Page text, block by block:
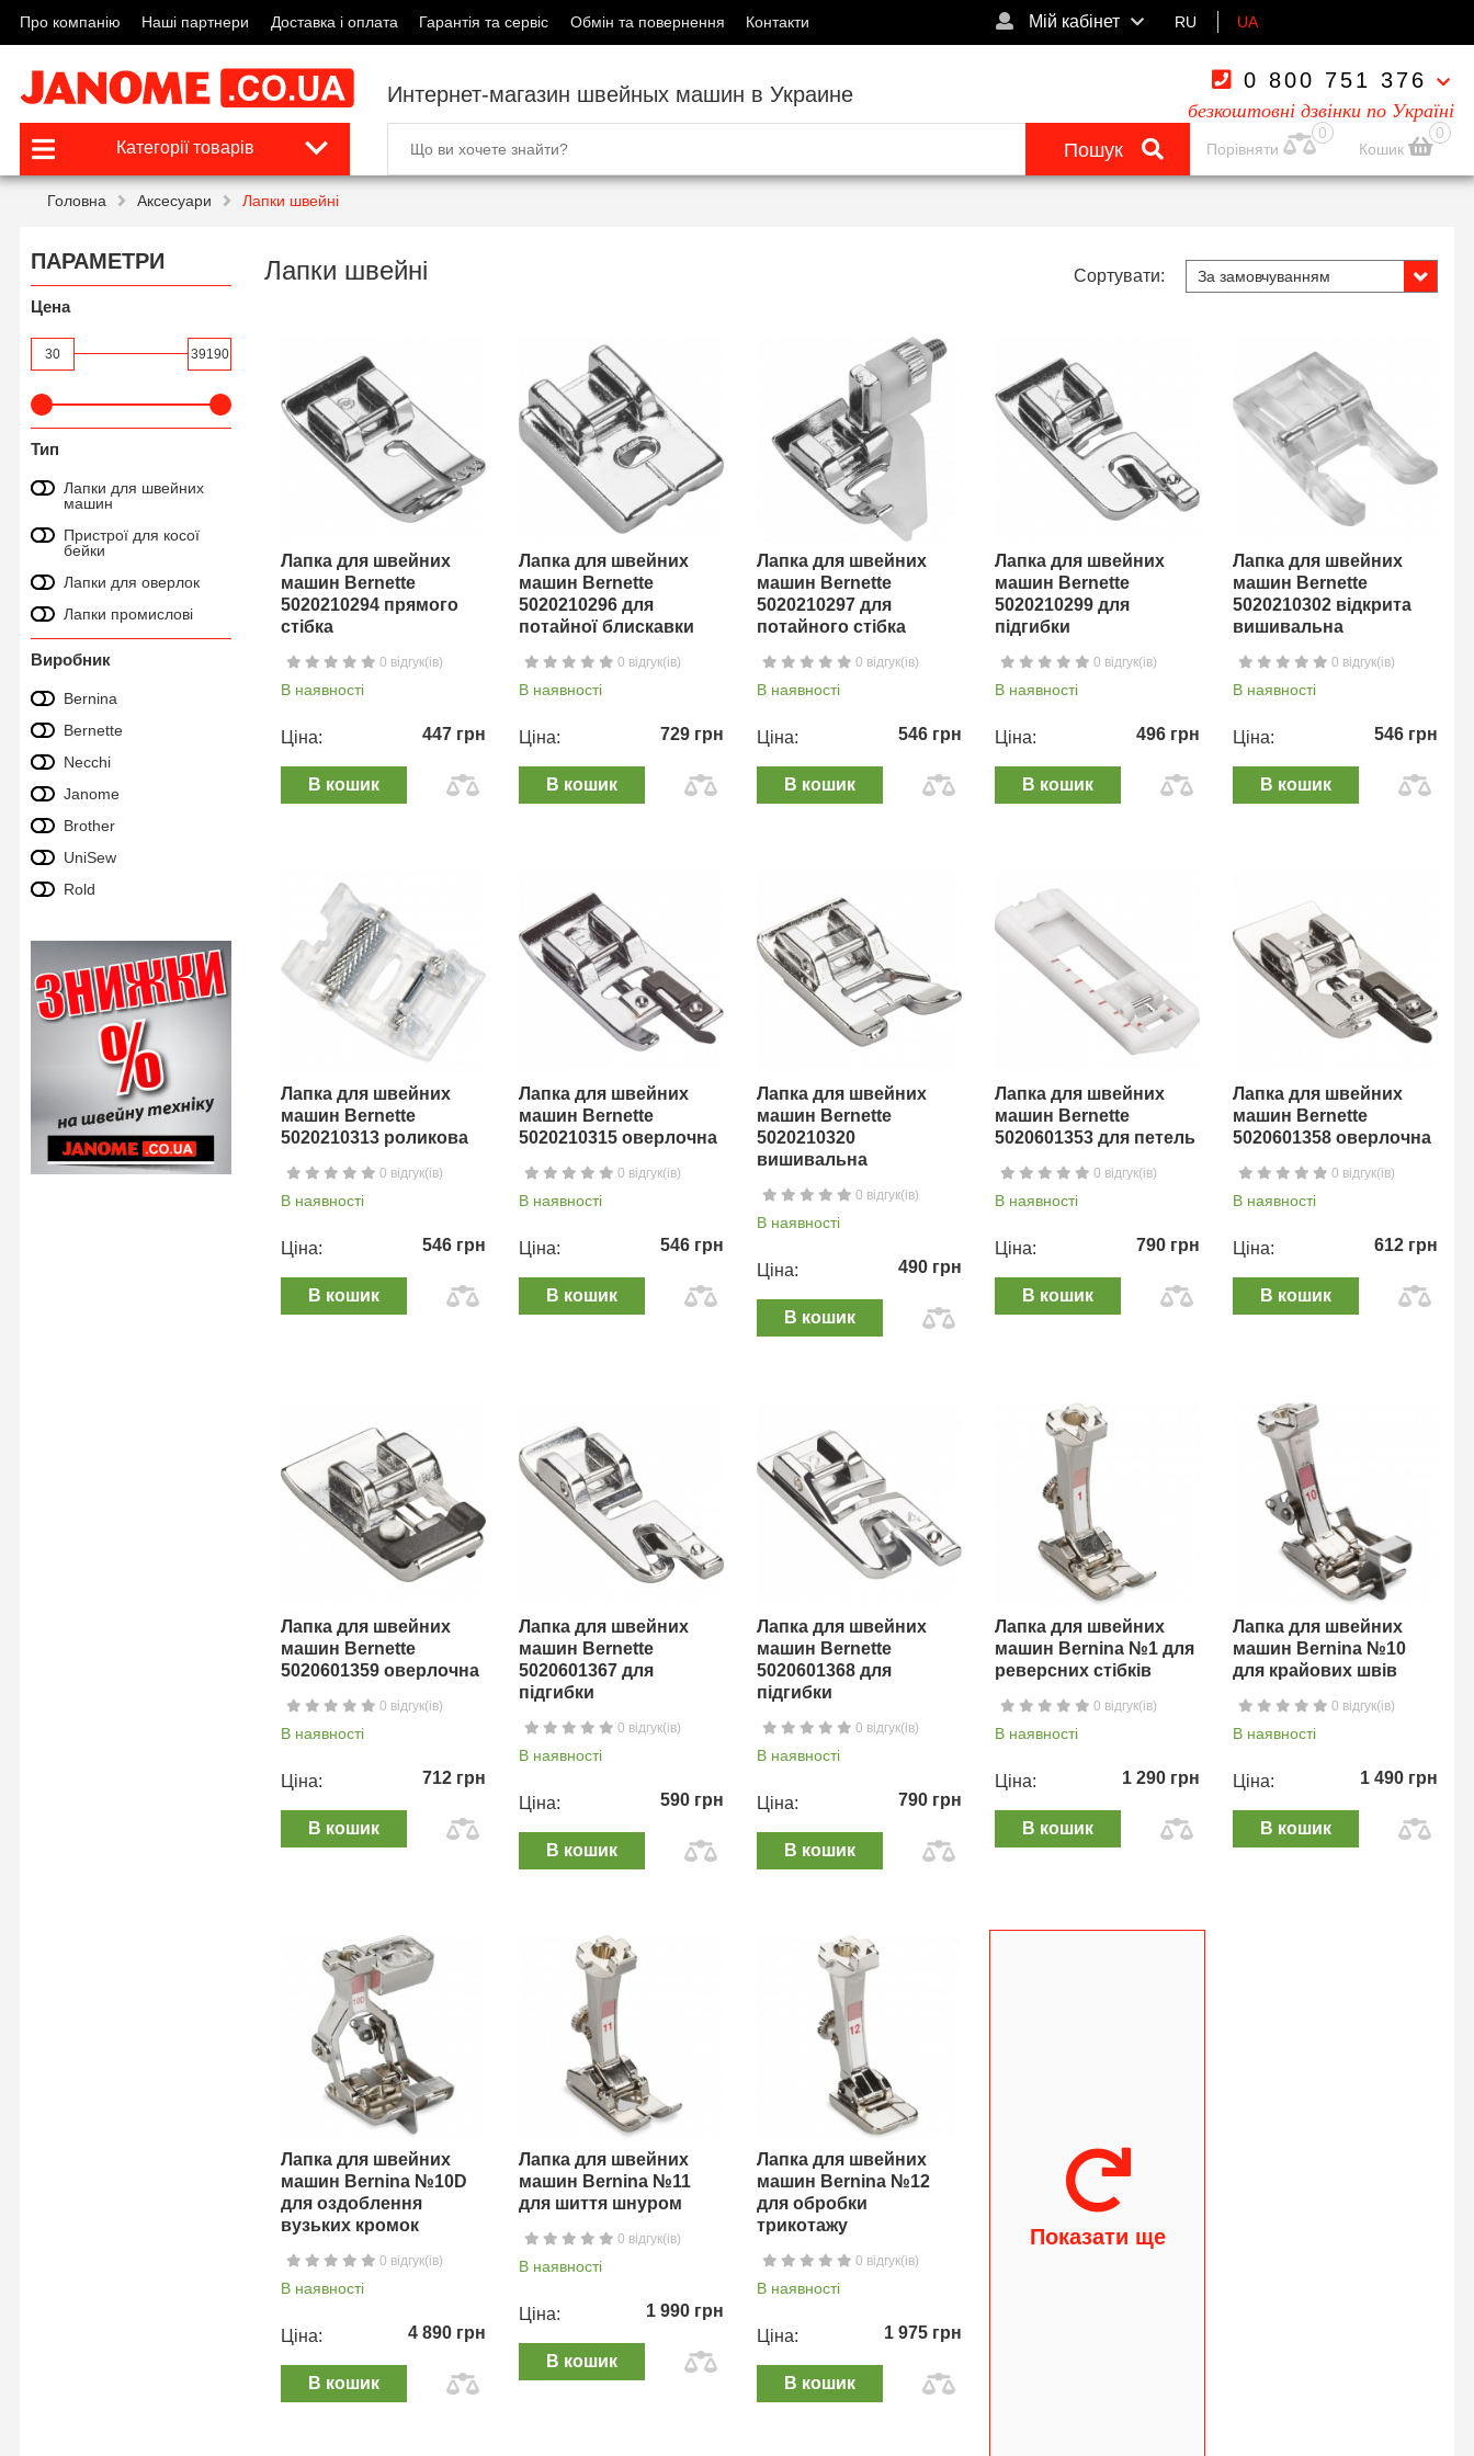
Про компанію Наші партнери Доставка і оплата Гарантія та сервіс Обмін та повернення Контакти Мій кабінет RU UA
Интернет-магазин швейных машин в Украине
0 800 751 376
безкоштовні дзвінки по Україні
Категорії товарів Пошук
0
Порівняти
0
Кошик
Головна Аксесуари Лапки швейні
ПАРАМЕТРИ
Цена
30 39190
Тип
Лапки для швейних
машин
Пристрої для косої
бейки
Лапки для оверлок
Лапки промислові
Виробник
Bernina
Bernette
Necchi
Janome
Brother
UniSew
Rold
Лапки швейні Сортувати:
Лапка для швейних
машин Bernette
5020210294 прямого
стібка
0 відгук(ів)
В наявності
Ціна: 447 грн
В кошик
Лапка для швейних
машин Bernette
5020210296 для
потайної блискавки
0 відгук(ів)
В наявності
Ціна: 729 грн
В кошик
Лапка для швейних
машин Bernette
5020210297 для
потайного стібка
0 відгук(ів)
В наявності
Ціна: 546 грн
В кошик
Лапка для швейних
машин Bernette
5020210299 для
підгибки
0 відгук(ів)
В наявності
Ціна: 496 грн
В кошик
Лапка для швейних
машин Bernette
5020210302 відкрита
вишивальна
0 відгук(ів)
В наявності
Ціна: 546 грн
В кошик
Лапка для швейних
машин Bernette
5020210313 роликова
0 відгук(ів)
В наявності
Ціна: 546 грн
В кошик
Лапка для швейних
машин Bernette
5020210315 оверлочна
0 відгук(ів)
В наявності
Ціна: 546 грн
В кошик
Лапка для швейних
машин Bernette
5020210320
вишивальна
0 відгук(ів)
В наявності
Ціна: 490 грн
В кошик
Лапка для швейних
машин Bernette
5020601353 для петель
0 відгук(ів)
В наявності
Ціна: 790 грн
В кошик
Лапка для швейних
машин Bernette
5020601358 оверлочна
0 відгук(ів)
В наявності
Ціна: 612 грн
В кошик
Лапка для швейних
машин Bernette
5020601359 оверлочна
0 відгук(ів)
В наявності
Ціна: 712 грн
В кошик
Лапка для швейних
машин Bernette
5020601367 для
підгибки
0 відгук(ів)
В наявності
Ціна: 590 грн
В кошик
Лапка для швейних
машин Bernette
5020601368 для
підгибки
0 відгук(ів)
В наявності
Ціна: 790 грн
В кошик
Лапка для швейних
машин Bernina №1 для
реверсних стібків
0 відгук(ів)
В наявності
Ціна: 1 290 грн
В кошик
Лапка для швейних
машин Bernina №10
для крайових швів
0 відгук(ів)
В наявності
Ціна: 1 490 грн
В кошик
Лапка для швейних
машин Bernina №10D
для оздоблення
вузьких кромок
0 відгук(ів)
В наявності
Ціна: 4 890 грн
В кошик
Лапка для швейних
машин Bernina №11
для шиття шнуром
0 відгук(ів)
В наявності
Ціна: 1 990 грн
В кошик
Лапка для швейних
машин Bernina №12
для обробки
трикотажу
0 відгук(ів)
В наявності
Ціна: 1 975 грн
В кошик
Показати ще